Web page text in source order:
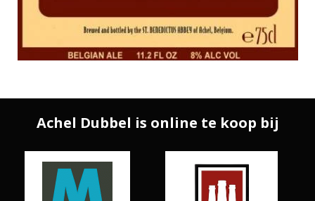
Achel Dubbel is online te koop bij